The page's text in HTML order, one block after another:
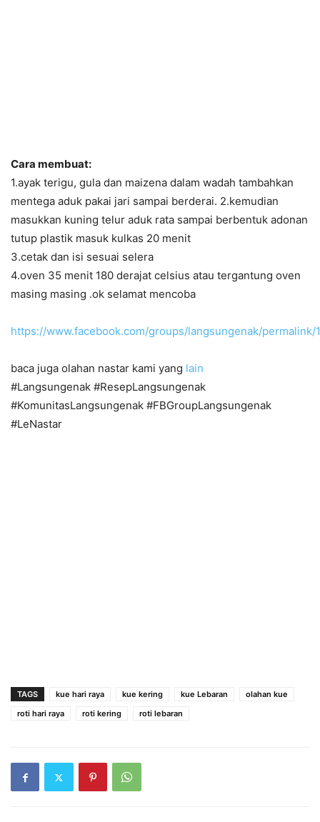
Cara membuat:
1.ayak terigu, gula dan maizena dalam wadah tambahkan
mentega aduk pakai jari sampai berderai. 2.kemudian
masukkan kuning telur aduk rata sampai berbentuk adonan
tutup plastik masuk kulkas 20 menit
3.cetak dan isi sesuai selera
4.oven 35 menit 180 derajat celsius atau tergantung oven
masing masing .ok selamat mencoba
https://www.facebook.com/groups/langsungenak/
baca juga olahan nastar kami yang lain
#Langsungenak #ResepLangsungenak
#KomunitasLangsungenak #FBGroupLangsungenak
#LeNastar
TAGS kue hari raya kue kering kue Lebaran
olahan kue
roti hari raya
roti kering roti lebaran